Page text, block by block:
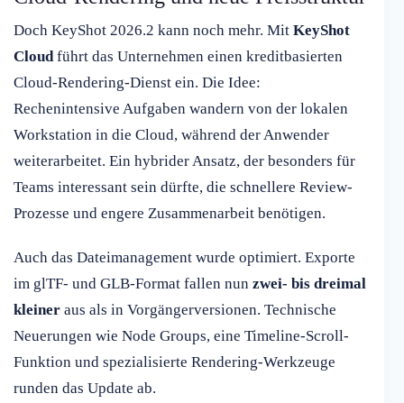
Doch KeyShot 2026.2 kann noch mehr. Mit KeyShot
Cloudführt das Unternehmen einen kreditbasierten
Cloud-Rendering-Dienst ein. Die Idee:
Rechenintensive Aufgaben wandern von der lokalen
Workstation in die Cloud, während der Anwender
weiterarbeitet. Ein hybrider Ansatz, der besonders für
Teams interessant sein dürfte, die schnellere Review-
Prozesse und engere Zusammenarbeit benötigen.
Auch das Dateimanagement wurde optimiert. Exporte
im glTF- und GLB-Format fallen nun zwei- bis dreimal
kleiner aus als in Vorgängerversionen. Technische
Neuerungen wie Node Groups, eine Timeline-Scroll-
Funktion und spezialisierte Rendering-Werkzeuge
runden das Update ab.